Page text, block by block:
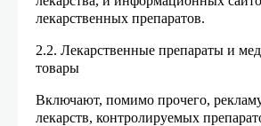
лекарственных препаратов.
2.2. Лекарственные препараты и
товары
Включают, помимо прочего,
лекарств, контролируемых